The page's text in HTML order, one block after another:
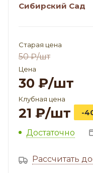
Сибирский Сад
Старая цена
50₽/шт
Цена
30 ₽/шт
Клубная цена
21 ₽/шт -
Достаточно
Рассчитать